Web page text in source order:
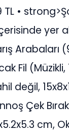
•
yer
Arabaları
Fil
değil,
Çek
cm,